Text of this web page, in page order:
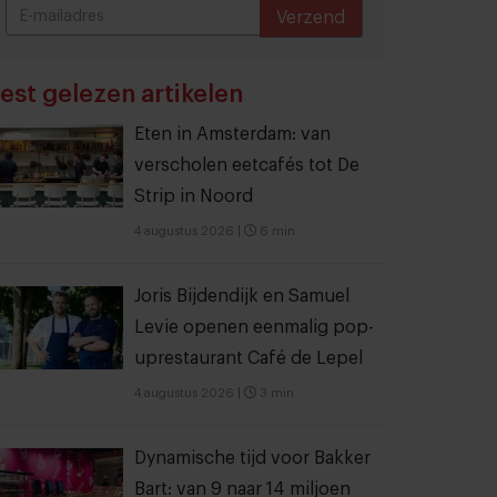
Verzend
gelezen artikelen
Eten in Amsterdam: van
verscholen eetcafés tot De
Strip in Noord
4 augustus 2026 6 min
Joris Bijdendijk en Samuel
Levie openen eenmalig pop-
uprestaurant Café de Lepel
4 augustus 2026 3 min
Dynamische tijd voor Bakker
Bart: van 9 naar 14 miljoen